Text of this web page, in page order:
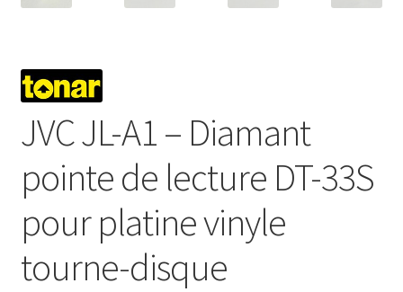
JVC JL-A1 – Diamant
pointe de lecture DT-33S
pour platine vinyle
tourne-disque